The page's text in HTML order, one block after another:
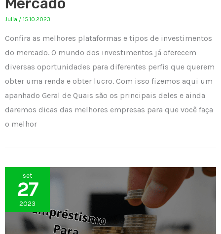
Mercado
Julia / 15.10.2023
Confira as melhores plataformas e tipos de investimentos
do mercado. O mundo dos investimentos já oferecem
diversas oportunidades para diferentes perfis que querem
obter uma renda e obter lucro. Com isso fizemos aqui um
apanhado Geral de Quais são os principais deles e ainda
daremos dicas das melhores empresas para que você faça
o melhor
set
27
2023